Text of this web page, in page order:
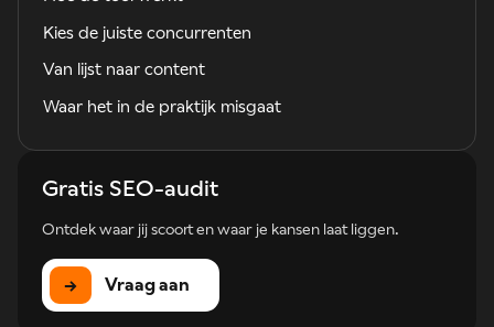
Kies de juiste concurrenten
Van lijst naar content
Waar het in de praktijk misgaat
Gratis SEO-audit
Ontdek waar jij scoort en waar je kansen laat liggen.
→ Vraag aan